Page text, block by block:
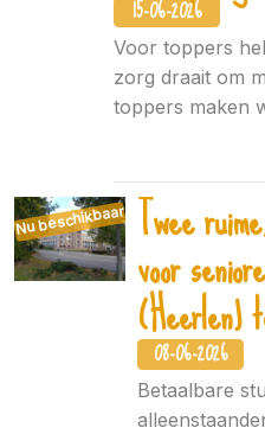
15-06-2026
Voor toppers
zorg draait om
toppers maken
Nu beschikbaar Twee
voor
(Heerlen)
08-06-2026
Betaalbare